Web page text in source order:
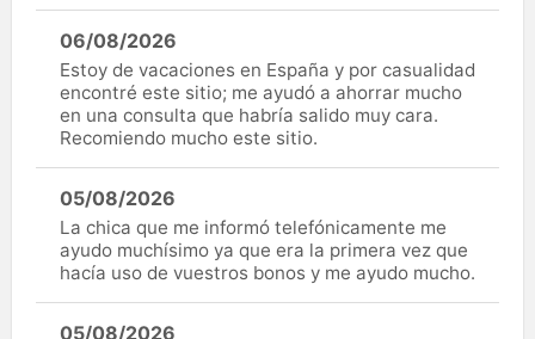
06/08/2026
Estoy de vacaciones en España y por casualidad
encontré este sitio; me ayudó a ahorrar mucho
en una consulta que habría salido muy cara.
Recomiendo mucho este sitio.
05/08/2026
La chica que me informó telefónicamente me
ayudo muchísimo ya que era la primera vez que
hacía uso de vuestros bonos y me ayudo mucho.
05/08/2026